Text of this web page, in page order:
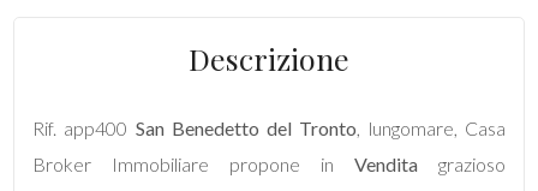
Descrizione
Rif. app400 San Benedetto del Tronto, lungomare, Casa
Broker Immobiliare propone in Venditagrazioso